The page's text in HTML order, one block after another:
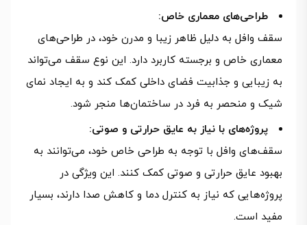
طراحی‌های معماری خاص:
سقف وافل به دلیل ظاهر زیبا و مدرن خود، در طراحی‌های
معماری خاص و برجسته کاربرد دارد. این نوع سقف می‌تواند
به زیبایی و جذابیت فضای داخلی کمک کند و به ایجاد نمای
شیک و منحصر به فرد در ساختمان‌ها منجر شود.
پروژه‌های با نیاز به عایق حرارتی و صوتی:
سقف‌های وافل با توجه به طراحی خاص خود، می‌توانند به
بهبود عایق حرارتی و صوتی کمک کنند. این ویژگی در
پروژه‌هایی که نیاز به کنترل دما و کاهش صدا دارند، بسیار
مفید است.